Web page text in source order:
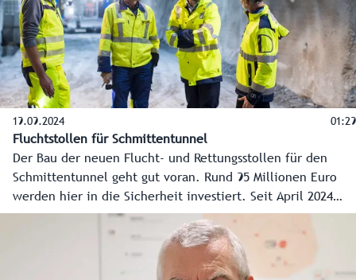
19.09.2024 01:29
Fluchtstollen für Schmittentunnel
Der Bau der neuen Flucht- und Rettungsstollen für den
Schmittentunnel geht gut voran. Rund 95 Millionen Euro
werden hier in die Sicherheit investiert. Seit April 2024
laufen die Arbeiten. Mittlerweile wurden rund 190 Meter
Fels bereits aus dem Berg gesprengt. Bis 2030 soll alles
fertig sein und dann im Ernstfall einen schnelleren Zugang
zu den Fluchtwegen, aber auch raschere Anfahrten für die